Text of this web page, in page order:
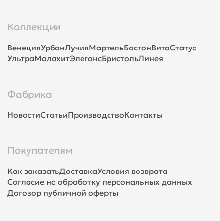
Коллекции
ВенецияУрбанЛучияМартельБостонВитаСтатус
УльтраМалахитЭлегансБристольЛинея
Фабрика
НовостиСтатьиПроизводствоКонтакты
Покупателям
Как заказатьДоставкаУсловия возврата
Согласие на обработку персональных данных
Договор публичной оферты